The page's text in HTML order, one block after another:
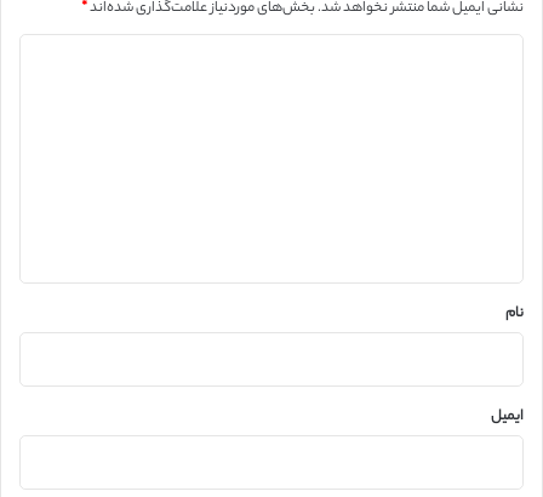
نشانی ایمیل شما منتشر نخواهد شد.بخش‌های موردنیاز علامت‌گذاری شده‌اند*
نام
ایمیل